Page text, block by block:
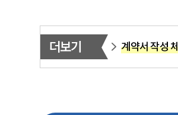
더보기 계약서 작성